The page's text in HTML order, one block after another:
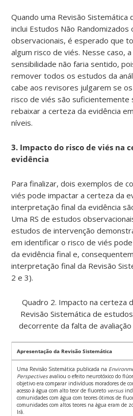
Quando uma Revisão Sistemática
inclui Estudos Não Randomizados
observacionais, é esperado que
algum risco de viés. Nesse caso,
sensibilidade não faria sentido,
remover todos os estudos da
cabe aos revisores julgarem se
risco de viés são suficientemente
rebaixar a certeza da evidência
níveis.
3. Impacto do risco de viés na
evidência
Para finalizar, dois exemplos de
viés pode impactar a certeza da
interpretação final da evidência
Uma RS de estudos
estudos de intervenção
em identificar o risco de viés
da evidência final e,
interpretação final da Revisão
2 e 3).
Quadro 2. Impacto na certeza
Revisão Sistemática de
decorrente da falta de
Apresentação da Revisão Sistemática
Uma Revisão Sistemática publicada na
Perspectivesavaliou o efeito neurotóxico do
objetivo era comparar indivíduos moradores de
acesso à água com alto teor de fluoreto versus
comunidades com água com teores ótimos de
comunidades com altos teores na água eram de
Irã.